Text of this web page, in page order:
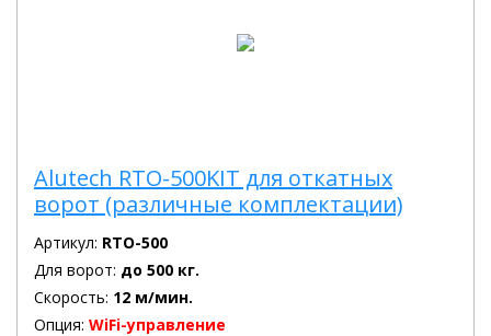
Alutech RTO-500KIT для откатных
ворот (различные комплектации)
Артикул: RTO-500
Для ворот: до 500 кг.
Скорость: 12 м/мин.
Опция: WiFi-управление